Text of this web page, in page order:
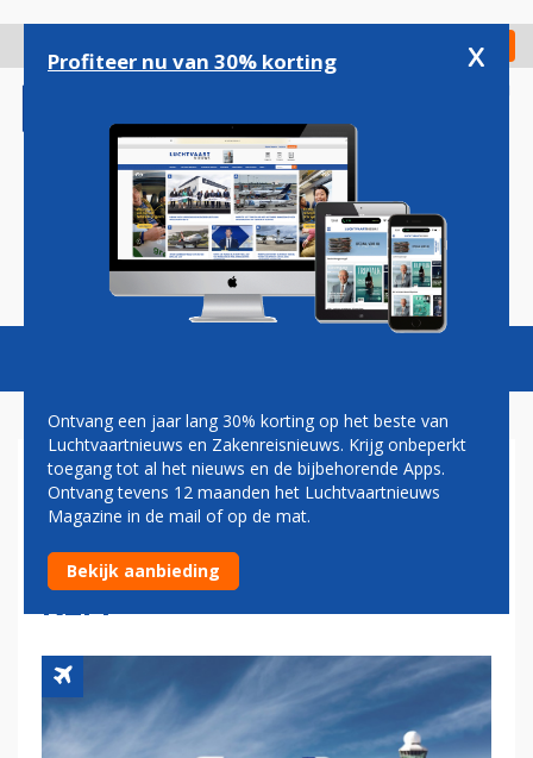
gaan
Check in
Magazine Podcasts Vacatures
GROEN LICHT VOOR DELTA EN
CHINA EASTERN VOOR
AANDEEL IN AIR FRANCE-
KLM
Profiteer nu van 30% korting x
Ontvang een jaar lang 30% korting op het beste van
Luchtvaartnieuws en Zakenreisnieuws. Krijg onbeperkt
toegang tot al het nieuws en de bijbehorende Apps.
Ontvang tevens 12 maanden het Luchtvaartnieuws
Magazine in de mail of op de mat.
Bekijk aanbieding